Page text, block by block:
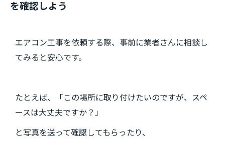
を確認しよう
エアコン工事を依頼する際、事前に業者さんに相談し
てみると安心です。
たとえば、「この場所に取り付けたいのですが、スペ
ースは大丈夫ですか？」
と写真を送って確認してもらったり、